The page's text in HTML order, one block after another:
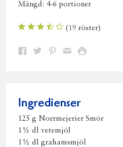
Mängd: 4-6 portioner
(19 röster)
Dela Dela Dela DelaSkriv
Ingredienser
125 g Norrmejerier Smör
1½ dl vetemjöl
1½ dl grahamsmjöl